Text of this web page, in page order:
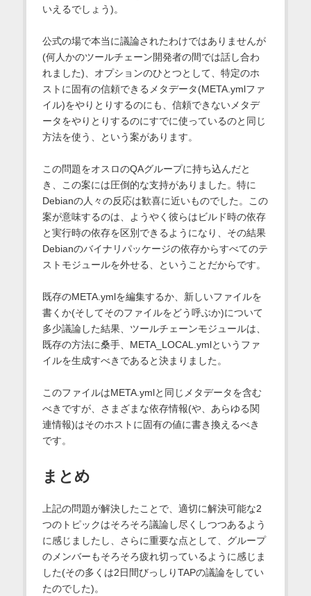
いえるでしょう)。
公式の場で本当に議論されたわけではありませんが
(何人かのツールチェーン開発者の間では話し合わ
れました)、オプションのひとつとして、特定のホ
ストに固有の信頼できるメタデータ(META.ymlファ
イル)をやりとりするのにも、信頼できないメタデ
ータをやりとりするのにすでに使っているのと同じ
方法を使う、という案があります。
この問題をオスロのQAグループに持ち込んだと
き、この案には圧倒的な支持がありました。特に
Debianの人々の反応は歓喜に近いものでした。この
案が意味するのは、ようやく彼らはビルド時の依存
と実行時の依存を区別できるようになり、その結果
Debianのバイナリパッケージの依存からすべてのテ
ストモジュールを外せる、ということだからです。
既存のMETA.ymlを編集するか、新しいファイルを
書くか(そしてそのファイルをどう呼ぶか)について
多少議論した結果、ツールチェーンモジュールは、
既存の方法に桑手、META_LOCAL.ymlというファ
イルを生成すべきであると決まりました。
このファイルはMETA.ymlと同じメタデータを含む
べきですが、さまざまな依存情報(や、あらゆる関
連情報)はそのホストに固有の値に書き換えるべき
です。
まとめ
上記の問題が解決したことで、適切に解決可能な2
つのトピックはそろそろ議論し尽くしつつあるよう
に感じましたし、さらに重要な点として、グループ
のメンバーもそろそろ疲れ切っているように感じま
した(その多くは2日間びっしりTAPの議論をしてい
たのでした)。